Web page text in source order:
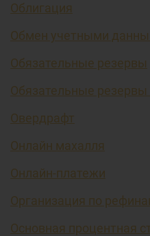
Облигация
Обмен учетными
Обязательные резервы
Обязательные
Овердрафт
Онлайн махалля
Онлайн-платежи
Организация по
Основная процентная